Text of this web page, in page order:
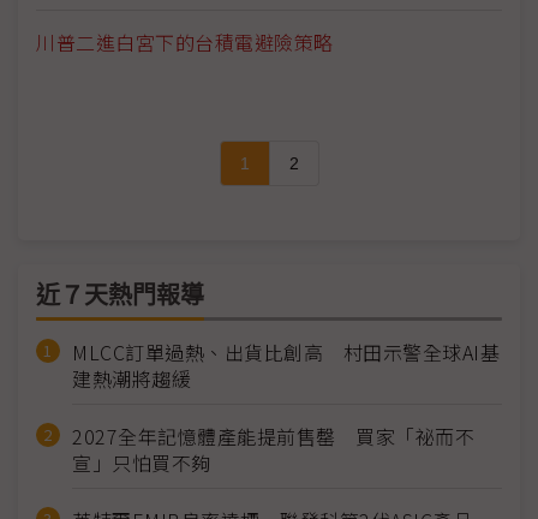
川普二進白宮下的台積電避險策略
1 2
近７天熱門報導
MLCC訂單過熱、出貨比創高 村田示警全球AI基
建熱潮將趨緩
2027全年記憶體產能提前售罄 買家「祕而不
宣」只怕買不夠